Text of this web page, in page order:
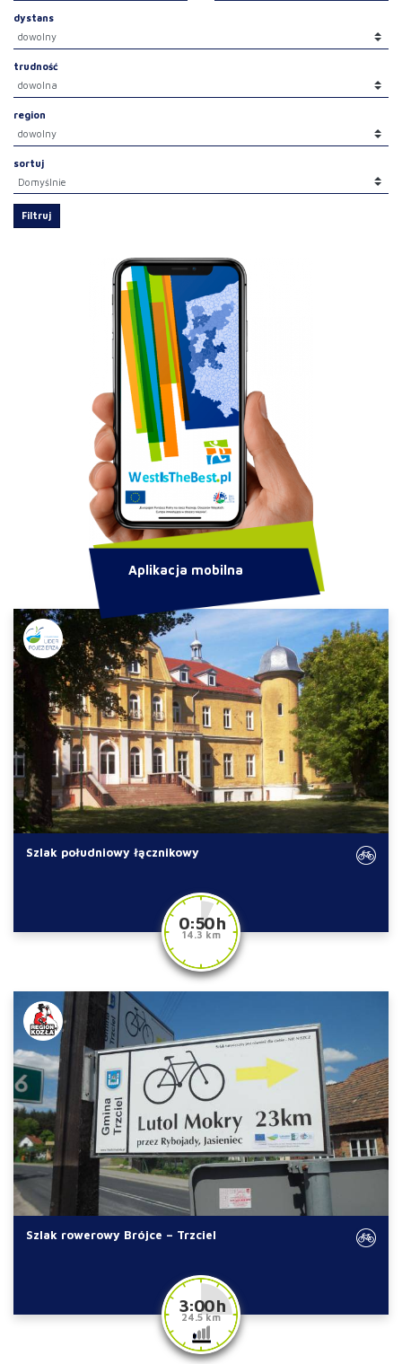
Szlak południowy łącznikowy
0:50 h
14.3 km
Szlak rowerowy Brójce – Trzciel
3:00 h
24.5 km
dystans
trudność
region
sortuj
Filtruj
Aplikacja mobilna